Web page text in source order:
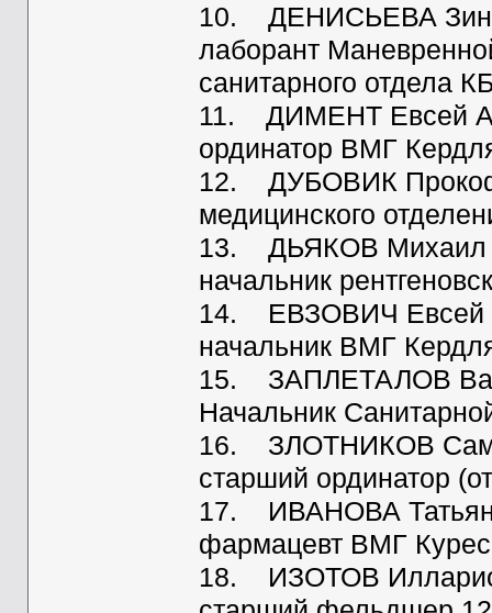
10. ДЕНИСЬЕВА
лаборант
санитарного отдела
11. ДИМЕНТ Евсей
ординатор ВМГ
12. ДУБОВИК
медицинского
13. ДЬЯКОВ Михаил
начальник
14. ЕВЗОВИЧ Евсей
начальник ВМГ
15. ЗАПЛЕТАЛОВ
Начальник
16. ЗЛОТНИКОВ
старший ординатор
17. ИВАНОВА
фармацевт ВМГ
18. ИЗОТОВ